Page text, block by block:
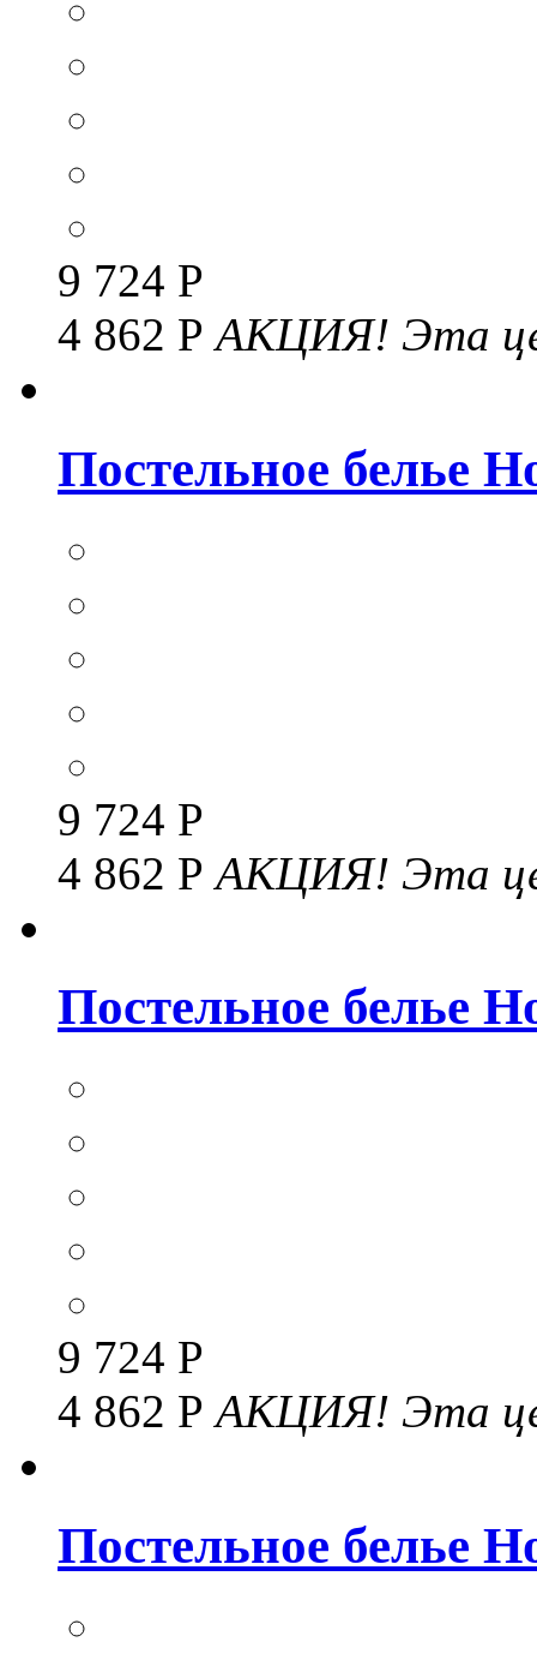
9 724 Р
4 862 РАКЦИЯ! Эта
Постельное белье
9 724 Р
4 862 Р АКЦИЯ! Эта
Постельное белье
9 724 Р
4 862 РАКЦИЯ! Эта
Постельное белье